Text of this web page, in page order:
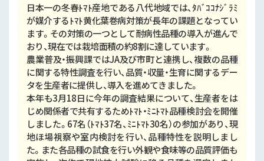
日本一の冬春ﾄﾏﾄ産地である八代地域では、ﾀﾊﾞｺｺﾅｼﾞﾗﾐ
が媒介するﾄﾏﾄ黄化葉巻病対策が長年の課題となってい
ます。その対策の一つとして耐病性品種の導入が進んで
おり、現在では栽培面積の約8割に達しています。
農業普及・振興課ではJA及び市町と連携し、複数の品種
に関する特性調査を行い、品質・収量・生育に関するデー
タを生産者に提供し、導入を進めてきました。
本年も3月18日に今年の調査結果について、生産者をは
じめ関係者で共有するためﾄﾏﾄ・ﾐﾆﾄﾏﾄ品種検討会を開催
しました。67名（ﾄﾏﾄ37名、ﾐﾆﾄﾏﾄ30名）の参加があり、現
地ほ場視察や室内検討を行い、品種特性を説明しまし
た。また各品種の試食を行い外観や食味等の品質評価も